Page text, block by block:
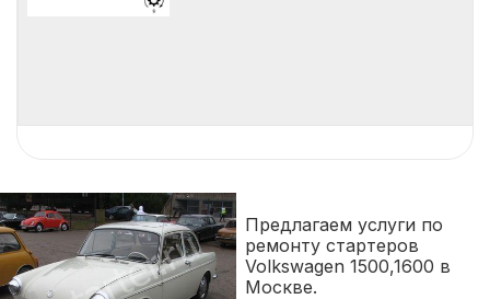
Предлагаем услуги по
ремонту стартеров
Volkswagen 1500,1600 в
Москве.